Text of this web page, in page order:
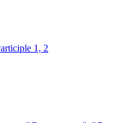
1, 2